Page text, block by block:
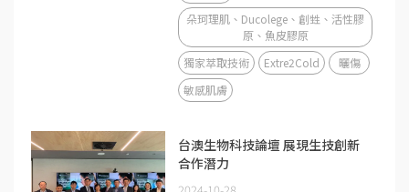
朵珂理肌、Ducolege、創甡、活性膠
原、魚皮膠原
獨家萃取技術
Extre2Cold
曬傷
敏感肌膚
台澳生物科技論壇 展現生技創新
合作潛力